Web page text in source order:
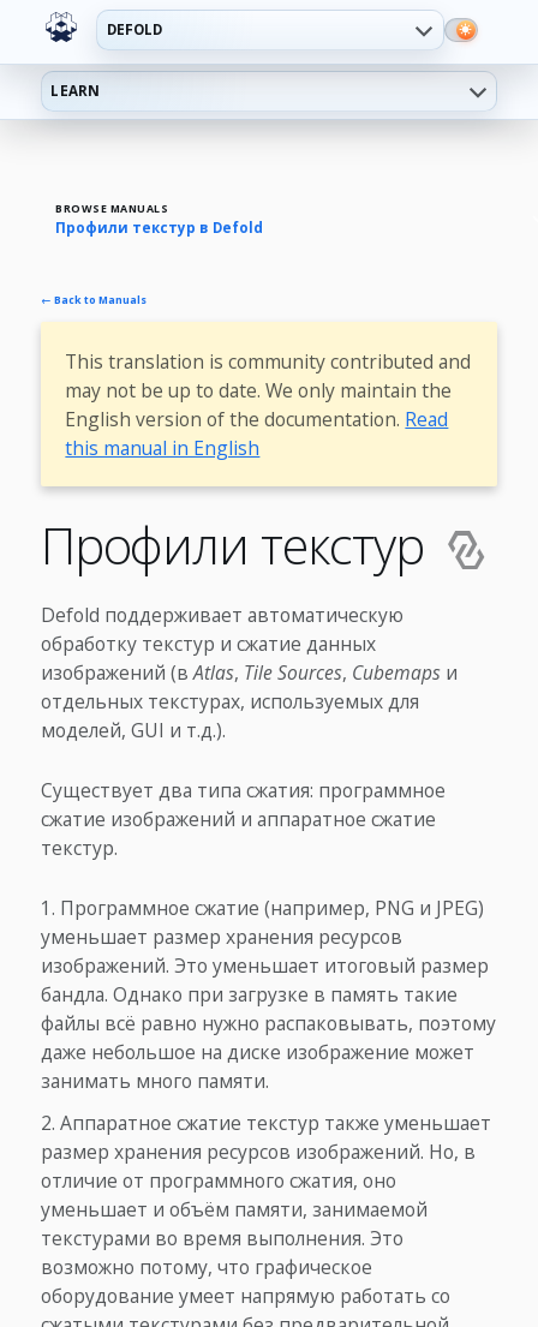
DEFOLD
LEARN
BROWSE MANUALS
Профили текстур в Defold
← Back to Manuals
This translation is community contributed and
may not be up to date. We only maintain the
English version of the documentation. Read
this manual in English
Профили текстур
Defold поддерживает автоматическую
обработку текстур и сжатие данных
изображений (вAtlas, Tile Sources, Cubemapsи
отдельных текстурах, используемых для
моделей, GUI и т.д.).
Существует два типа сжатия: программное
сжатие изображений и аппаратное сжатие
текстур.
Программное сжатие (например, PNG и JPEG)
уменьшает размер хранения ресурсов
изображений. Это уменьшает итоговый размер
бандла. Однако при загрузке в память такие
файлы всё равно нужно распаковывать, поэтому
даже небольшое на диске изображение может
занимать много памяти.
Аппаратное сжатие текстур также уменьшает
размер хранения ресурсов изображений. Но, в
отличие от программного сжатия, оно
уменьшает и объём памяти, занимаемой
текстурами во время выполнения. Это
возможно потому, что графическое
оборудование умеет напрямую работать со